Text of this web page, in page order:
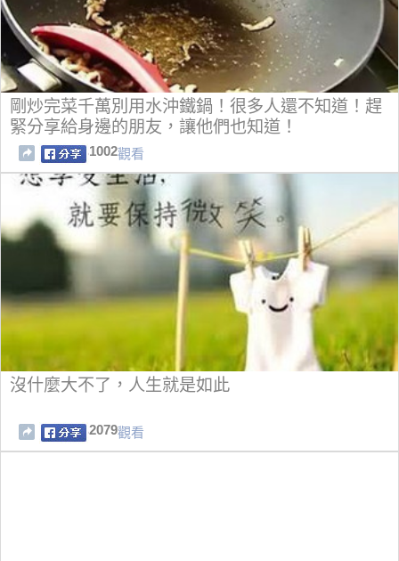
剛炒完菜千萬別用水沖鐵鍋！很多人還不知道！趕
緊分享給身邊的朋友，讓他們也知道！
1002觀看
沒什麼大不了，人生就是如此
2079觀看